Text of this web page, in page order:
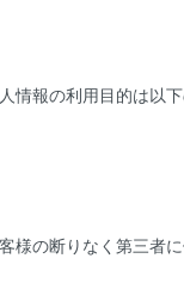
情報の利用目的は以下
様の断りなく第三者